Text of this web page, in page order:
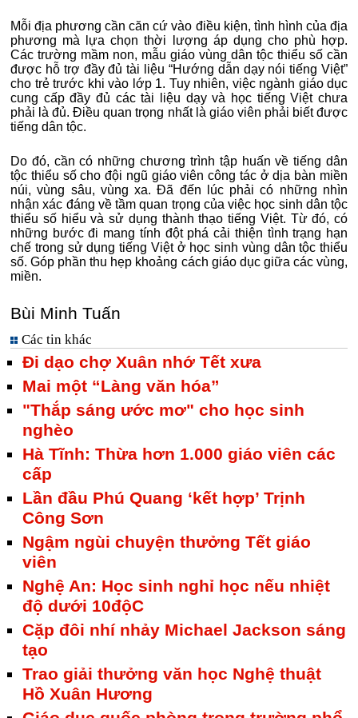
Mỗi địa phương cần căn cứ vào điều kiện, tình hình của địa
phương mà lựa chọn thời lượng áp dụng cho phù hợp.
Các trường mầm non, mẫu giáo vùng dân tộc thiểu số cần
được hỗ trợ đầy đủ tài liệu “Hướng dẫn dạy nói tiếng Việt”
cho trẻ trước khi vào lớp 1. Tuy nhiên, việc ngành giáo dục
cung cấp đầy đủ các tài liệu dạy và học tiếng Việt chưa
phải là đủ. Điều quan trọng nhất là giáo viên phải biết được
tiếng dân tộc.
Do đó, cần có những chương trình tập huấn về tiếng dân
tộc thiểu số cho đội ngũ giáo viên công tác ở dịa bàn miền
núi, vùng sâu, vùng xa. Đã đến lúc phải có những nhìn
nhận xác đáng về tầm quan trọng của việc học sinh dân tộc
thiểu số hiểu và sử dụng thành thạo tiếng Việt. Từ đó, có
những bước đi mang tính đột phá cải thiện tình trạng hạn
chế trong sử dụng tiếng Việt ở học sinh vùng dân tộc thiểu
số. Góp phần thu hẹp khoảng cách giáo dục giữa các vùng,
miền.
Bùi Minh Tuấn
Các tin khác
Đi dạo chợ Xuân nhớ Tết xưa
Mai một “Làng văn hóa”
"Thắp sáng ước mơ" cho học sinh
nghèo
Hà Tĩnh: Thừa hơn 1.000 giáo viên các
cấp
Lần đầu Phú Quang ‘kết hợp’ Trịnh
Công Sơn
Ngậm ngùi chuyện thưởng Tết giáo
viên
Nghệ An: Học sinh nghỉ học nếu nhiệt
độ dưới 10độC
Cặp đôi nhí nhảy Michael Jackson sáng
tạo
Trao giải thưởng văn học Nghệ thuật
Hồ Xuân Hương